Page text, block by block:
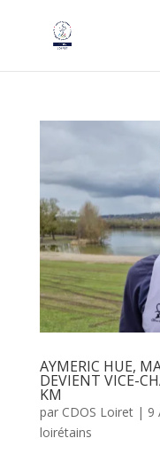
AYMERIC HUE,
DEVIENT VICE-
KM
par CDOS Loiret| 9
loirétains